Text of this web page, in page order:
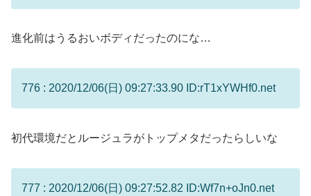
進化前はうるおいボディだったのにな…
776 : 2020/12/06(日) 09:27:33.90 ID:rT1xYWHf0.net
初代環境だとルージュラがトップメタだったらしいな
777 : 2020/12/06(日) 09:27:52.82 ID:Wf7n+oJn0.net